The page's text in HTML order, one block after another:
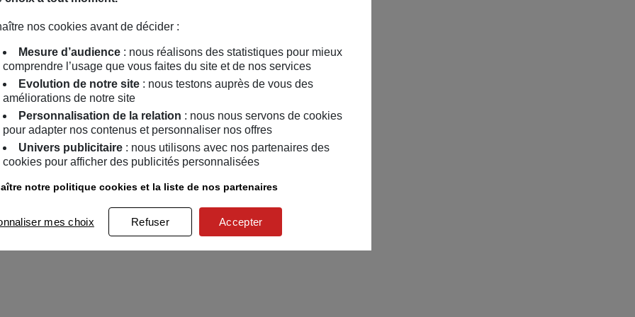
nos cookies avant de décider :
Mesure d’audience : nous réalisons des statistiques pour mieux
comprendre l’usage que vous faites du site et de nos services
Evolution de notre site : nous testons auprès de vous des
améliorations de notre site
Personnalisation de la relation : nous nous servons de cookies
pour adapter nos contenus et personnaliser nos offres
Univers publicitaire : nous utilisons avec nos partenaires des
cookies pour afficher des publicités personnalisées
notre politique cookies et la liste de nos partenaires
mes choix Refuser Accepter